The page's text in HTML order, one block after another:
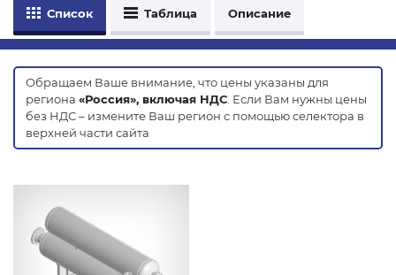
Список Таблица Описание
Обращаем Ваше внимание, что цены указаны для
региона «Россия», включая НДС . Если Вам нужны цены
без НДС – измените Ваш регион с помощью селектора в
верхней части сайта